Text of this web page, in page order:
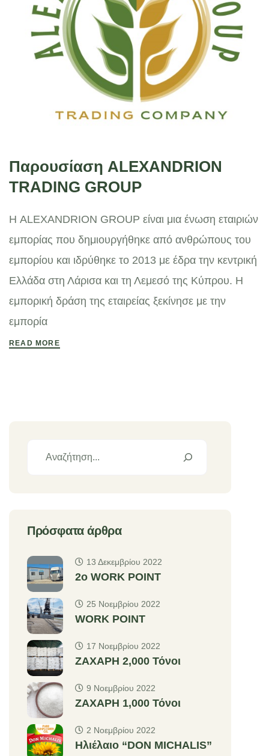
Παρουσίαση ALEXANDRION
TRADING GROUP
Η ALEXANDRION GROUP είναι μια ένωση εταιριών
εμπορίας που δημιουργήθηκε από ανθρώπους του
εμπορίου και ιδρύθηκε το 2013 με έδρα την κεντρική
Ελλάδα στη Λάρισα και τη Λεμεσό της Κύπρου. Η
εμπορική δράση της εταιρείας ξεκίνησε με την
εμπορία
READ MORE
Πρόσφατα άρθρα
2o WORK POINT
13 Δεκεμβρίου 2022
WORK POINT
25 Νοεμβρίου 2022
ΖΑΧΑΡΗ 2,000 Τόνοι
17 Νοεμβρίου 2022
ΖΑΧΑΡΗ 1,000 Τόνοι
9 Νοεμβρίου 2022
Ηλιέλαιο “DON MICHALIS”
2 Νοεμβρίου 2022